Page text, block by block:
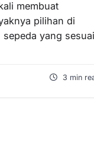
membuat
pilihan di
yang sesuai
3 min